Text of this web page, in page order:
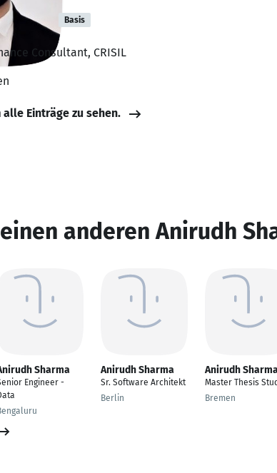
Basis
Consultant, CRISIL
alle Einträge zu sehen.
anderen Anirudh
Sharma
Engineer -
Anirudh Sharma
Sr. Software Architekt
Berlin
Anirudh
Master Thesis
Bremen